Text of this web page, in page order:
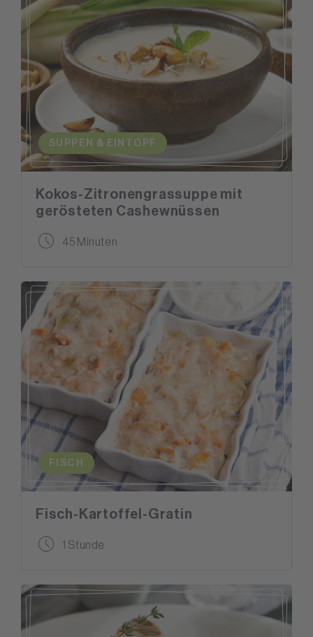
SUPPEN & EINTOPF
Kokos-Zitronengrassuppe mit
gerösteten Cashewnüssen
45 Minuten
FISCH
Fisch-Kartoffel-Gratin
1 Stunde